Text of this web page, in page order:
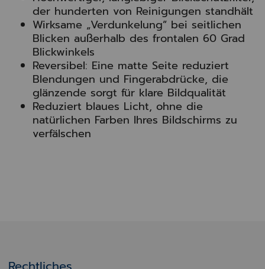
der hunderten von Reinigungen standhält
Wirksame „Verdunkelung” bei seitlichen
Blicken außerhalb des frontalen 60 Grad
Blickwinkels
Reversibel: Eine matte Seite reduziert
Blendungen und Fingerabdrücke, die
glänzende sorgt für klare Bildqualität
Reduziert blaues Licht, ohne die
natürlichen Farben Ihres Bildschirms zu
verfälschen